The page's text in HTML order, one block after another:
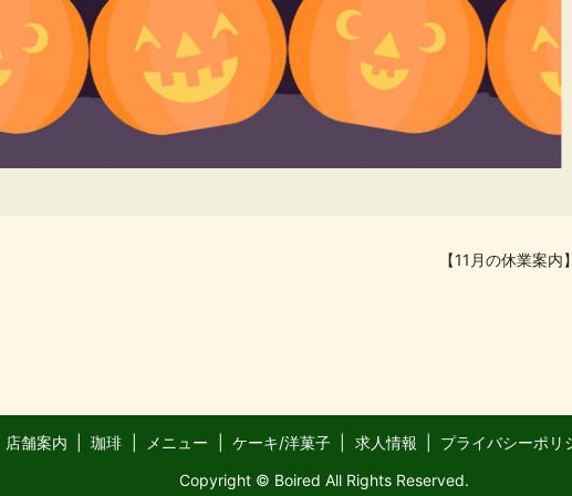
【11月の休業案内】
店舗案内 珈琲 メニュー ケーキ/洋菓子 求人情報 プライバシーポリ
Copyright © Boired All Rights Reserved.